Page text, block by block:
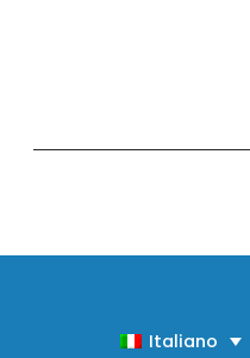
Italiano